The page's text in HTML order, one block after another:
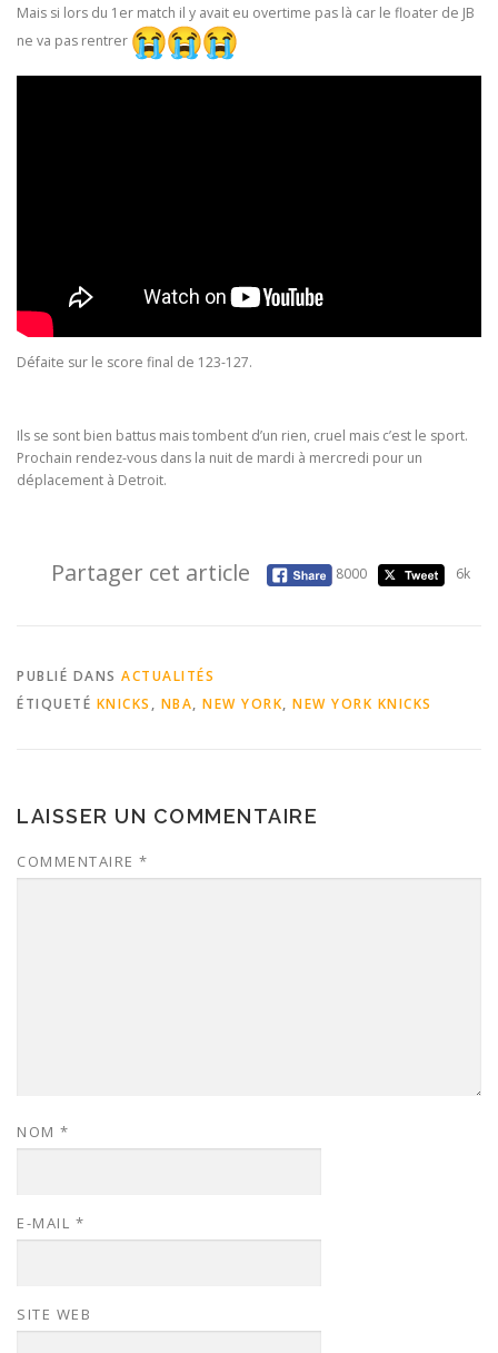
Mais si lors du 1er match il y avait eu overtime pas là car le floater de JB
ne va pas rentrer
Défaite sur le score final de 123-127.
Ils se sont bien battus mais tombent d’un rien, cruel mais c’est le sport.
Prochain rendez-vous dans la nuit de mardi à mercredi pour un
déplacement à Detroit.
Partager cet article 8000 6k
PUBLIÉ DANS ACTUALITÉS
ÉTIQUETÉ KNICKS, NBA, NEW YORK, NEW YORK KNICKS
LAISSER UN COMMENTAIRE
COMMENTAIRE *
NOM *
E-MAIL *
SITE WEB